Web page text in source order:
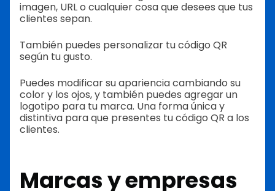
imagen, URL o cualquier cosa que desees que tus
clientes sepan.
También puedes personalizar tu código QR
según tu gusto.
Puedes modificar su apariencia cambiando su
color y los ojos, y también puedes agregar un
logotipo para tu marca. Una forma única y
distintiva para que presentes tu código QR a los
clientes.
Marcas y empresas